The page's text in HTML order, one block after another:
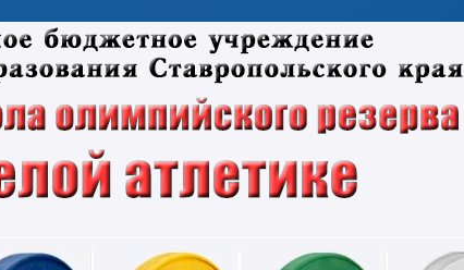
Спортсмены Документы Фотографии